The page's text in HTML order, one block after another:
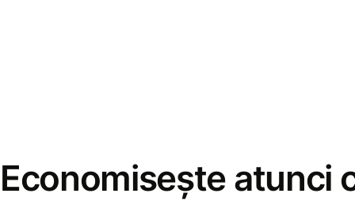
Economisește atunci